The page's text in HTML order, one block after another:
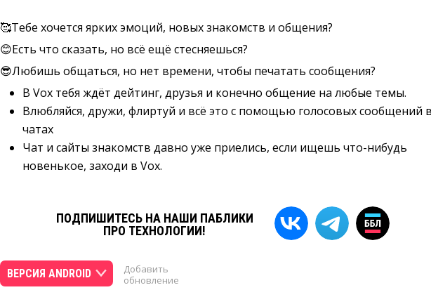
🥰Тебе хочется ярких эмоций, новых знакомств и общения?
😊Есть что сказать, но всё ещё стесняешься?
😎Любишь общаться, но нет времени, чтобы печатать сообщения?
В Vox тебя ждёт дейтинг, друзья и конечно общение на любые темы.
Влюбляйся, дружи, флиртуй и всё это с помощью голосовых сообщений
чатах
Чат и сайты знакомств давно уже приелись, если ищешь что-нибудь
новенькое, заходи в Vox.
ПОДПИШИТЕСЬ НА НАШИ ПАБЛИКИ
ПРО ТЕХНОЛОГИИ!
ВЕРСИЯ ANDROID
Добавить
обновление